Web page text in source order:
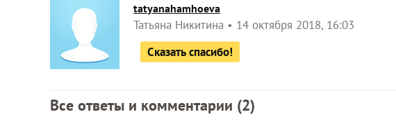
tatyanahamhoeva
Татьяна Никитина
14 октября 2018, 16:03
Сказать спасибо!
Все ответы и комментарии (2)